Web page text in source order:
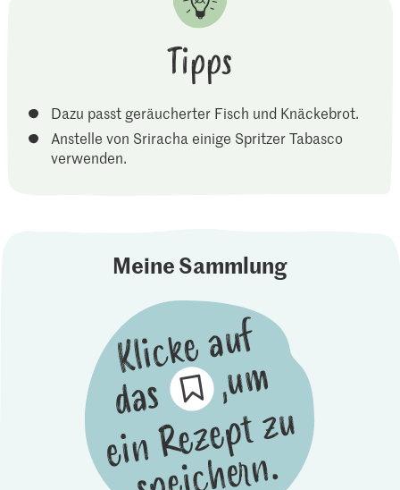
Tipps
Dazu passt geräucherter Fisch und Knäckebrot.
Anstelle von Sriracha einige Spritzer Tabasco
verwenden.
Meine Sammlung